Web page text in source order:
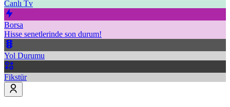
Canlı Tv
Borsa
Hisse senetlerinde son durum!
Yol Durumu
Fikstür